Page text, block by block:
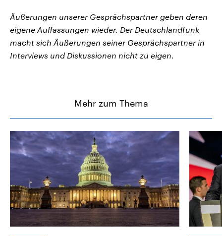
Äußerungen unserer Gesprächspartner geben deren
eigene Auffassungen wieder. Der Deutschlandfunk
macht sich Äußerungen seiner Gesprächspartner in
Interviews und Diskussionen nicht zu eigen.
Mehr zum Thema